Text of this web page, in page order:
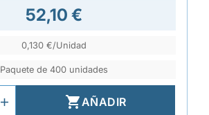
52,10 €
0,130 €/Unidad
Paquete de 400 unidades
AÑADIR